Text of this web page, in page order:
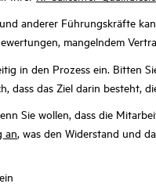
anderer Führungskräfte
mangelndem
in den Prozess ein. Bitten
dass das Ziel darin
Sie wollen, dass die
an, was den Widerstand und